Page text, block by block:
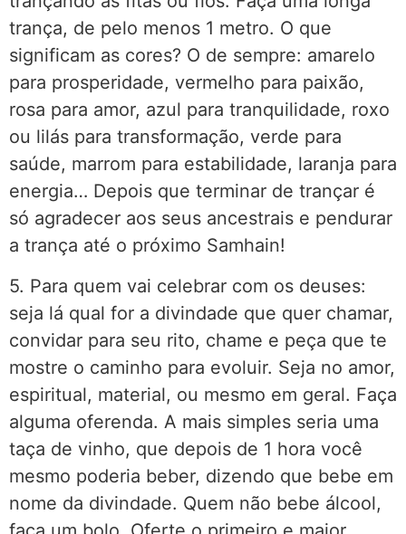
trança, de pelo menos 1 metro. O que
significam as cores? O de sempre: amarelo
para prosperidade, vermelho para paixão,
rosa para amor, azul para tranquilidade, roxo
ou lilás para transformação, verde para
saúde, marrom para estabilidade, laranja para
energia… Depois que terminar de trançar é
só agradecer aos seus ancestrais e pendurar
a trança até o próximo Samhain!
5. Para quem vai celebrar com os deuses:
seja lá qual for a divindade que quer chamar,
convidar para seu rito, chame e peça que te
mostre o caminho para evoluir. Seja no amor,
espiritual, material, ou mesmo em geral. Faça
alguma oferenda. A mais simples seria uma
taça de vinho, que depois de 1 hora você
mesmo poderia beber, dizendo que bebe em
nome da divindade. Quem não bebe álcool,